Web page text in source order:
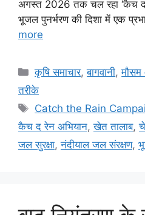
अगस्त 2026 तक चल रहा ‘कैच द
भूजल पुनर्भरण की दिशा में एक
more
कृषि समाचार,बागवानी,
तरीके
Catch the Rain
कैच द रेन अभियान,खेत तालाब,
जल सुरक्षा,नंदीयाल जल संरक्षण,